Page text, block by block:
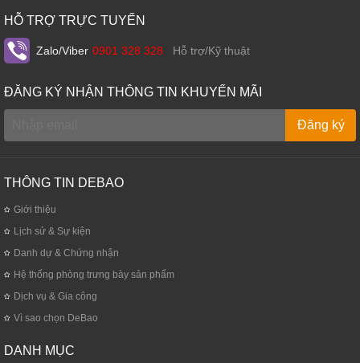
HỖ TRỢ TRỰC TUYẾN
Zalo/Viber 0901 328 328 Hỗ trợ/Kỹ thuật
ĐĂNG KÝ NHẬN THÔNG TIN KHUYẾN MÃI
THÔNG TIN DEBAO
Giới thiệu
Lịch sử & Sự kiện
Danh dự & Chứng nhận
Hệ thống phòng trưng bày sản phẩm
Dịch vụ & Gia công
Vì sao chọn DeBao
DANH MỤC